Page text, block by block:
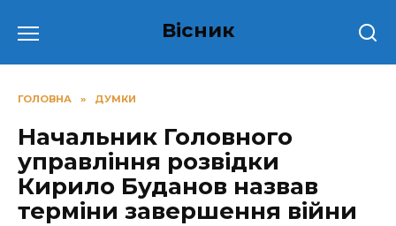
до
Вісник
ГОЛОВНА » ДУМКИ
Начальник Головного
управління розвідки
Кирило Буданов назвав
терміни завершення війни